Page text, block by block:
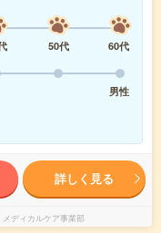
50代
60代
男性
詳しく見る
ディカルケア事業部